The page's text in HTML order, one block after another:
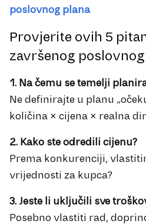
poslovnog plana
Provjerite ovih 5
završenog
1. Na čemu se temelji
Ne definirajte u planu
količina × cijena × realna
2. Kako ste odredili cijenu?
Prema konkurenciji,
vrijednosti za kupca?
3. Jeste li uključili sve
Posebno vlastiti rad,